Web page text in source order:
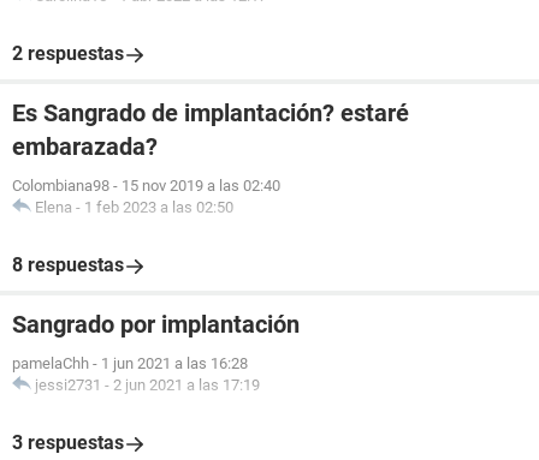
2 respuestas
Es Sangrado de implantación? estaré
embarazada?
Colombiana98 - 15 nov 2019 a las 02:40
Elena - 1 feb 2023 a las 02:50
8 respuestas
Sangrado por implantación
pamelaChh - 1 jun 2021 a las 16:28
jessi2731 - 2 jun 2021 a las 17:19
3 respuestas